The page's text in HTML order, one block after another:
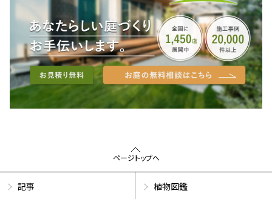
ページトップへ
記事 植物図鑑